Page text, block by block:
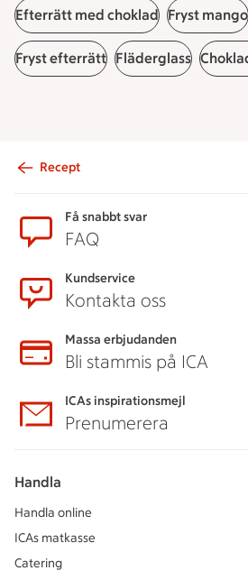
Efterrätt med choklad Fryst mango
Fryst efterrätt Fläderglass
Recept
Få snabbt svar
FAQ
Kundservice
Kontakta oss
Massa erbjudanden
Bli stammis på ICA
ICAs inspirationsmejl
Prenumerera
Handla
Handla online
ICAs matkasse
Catering